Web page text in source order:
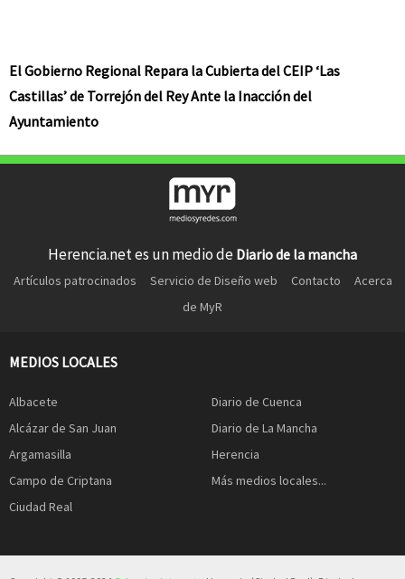
El Gobierno Regional Repara la Cubierta del CEIP ‘Las
Castillas’ de Torrejón del Rey Ante la Inacción del
Ayuntamiento
Herencia.net es un medio de Diario de la mancha
Artículos patrocinados Servicio de Diseño web Contacto
Acerca
de MyR
MEDIOS LOCALES
Albacete
Alcázar de San Juan
Argamasilla
Campo de Criptana
Ciudad Real
Diario de Cuenca
Diario de La Mancha
Herencia
Más medios locales...